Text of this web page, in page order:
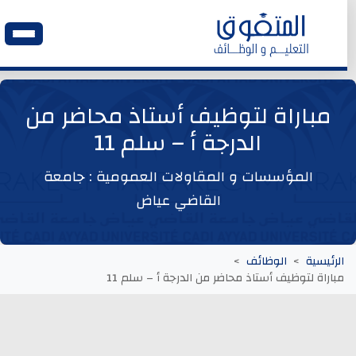
ابحث عن وظيفة
وظائف المؤسسات و المقاولات العمومية
مباراة لتوظيف أستاذ محاضر من
الدرجة أ – سلم 11
المؤسسات و المقاولات العمومية : جامعة
القاضي عياض
الرئيسية الوظائف
مباراة لتوظيف أستاذ محاضر من الدرجة أ – سلم 11